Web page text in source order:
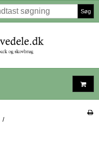
Søg
/